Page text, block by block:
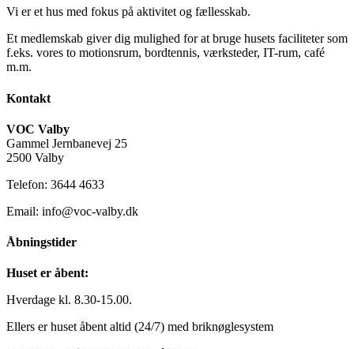
Vi er et hus med fokus på aktivitet og fællesskab.
Et medlemskab giver dig mulighed for at bruge husets faciliteter som
f.eks. vores to motionsrum, bordtennis, værksteder, IT-rum, café
m.m.
Kontakt
VOC Valby
Gammel Jernbanevej 25
2500 Valby
Telefon: 3644 4633
Email: info@voc-valby.dk
Åbningstider
Huset er åbent:
Hverdage kl. 8.30-15.00.
Ellers er huset åbent altid (24/7) med briknøglesystem